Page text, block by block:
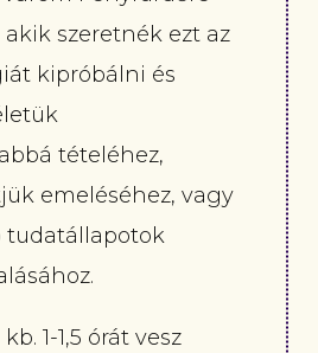
szeretnék ezt az
kipróbálni és
tételéhez,
emeléséhez, vagy
tudatállapotok
1-1,5 órát vesz